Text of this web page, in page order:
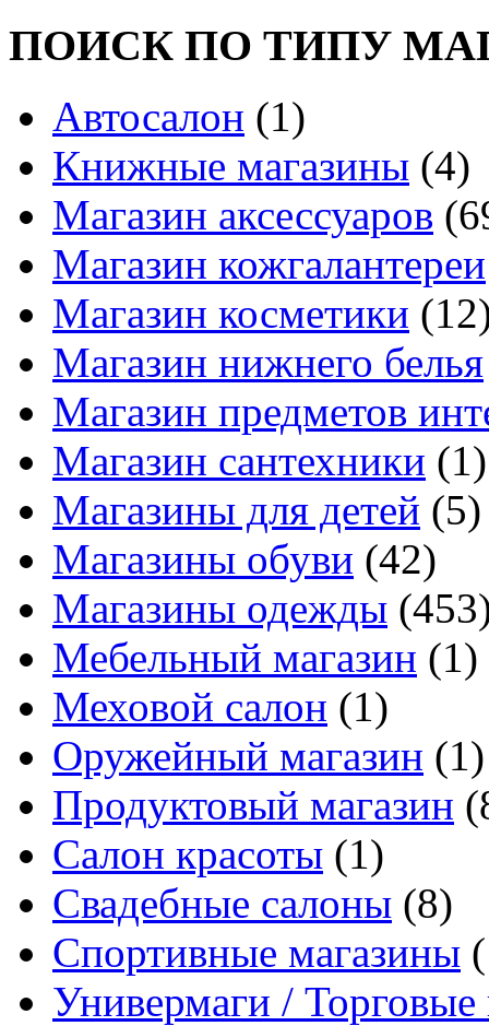
ПОИСК ПО ТИПУ
Автосалон (1)
Книжные магазины (4)
Магазин аксессуаров
Магазин кожгалантереи
Магазин косметики
Магазин нижнего белья
Магазин предметов
Магазин сантехники (1)
Магазины для детей (5)
Магазины обуви (42)
Магазины одежды
Мебельный магазин (1)
Меховой салон (1)
Оружейный магазин (1)
Продуктовый магазин
Салон красоты (1)
Свадебные салоны (8)
Спортивные магазины
Универмаги /